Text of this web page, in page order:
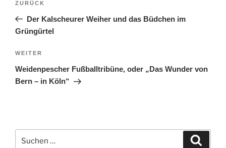
Vorheriger
Beitrag
ZURÜCK
Der Kalscheurer Weiher und das Büdchen im
Grüngürtel
Nächster
Beitrag
WEITER
Weidenpescher Fußballtribüne, oder „Das Wunder von
Bern – in Köln“